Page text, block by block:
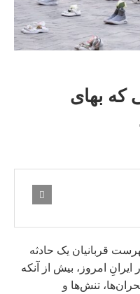
که بهای
قربانیان یک حادثه
امروز، بیش از آنکه
تنش‌ها و